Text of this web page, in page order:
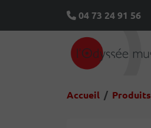
04 73 24 91 56
Accueil Produits